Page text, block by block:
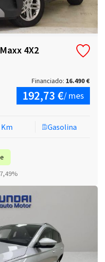
4X2
Km Gasolina
Financiado: 16.490 €
192,73 €/ mes